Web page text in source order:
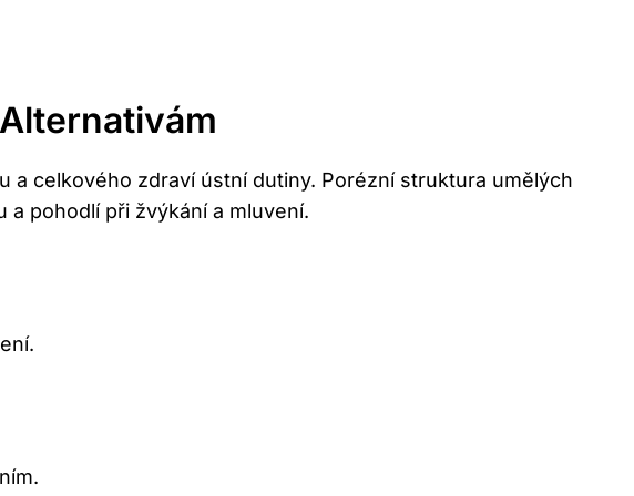
a celkového zdraví ústní dutiny. Porézní struktura umělých
pohodlí při žvýkání a mluvení.